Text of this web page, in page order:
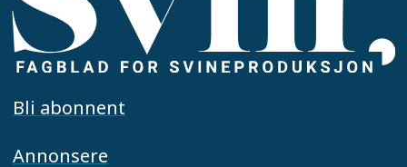
Bli abonnent
Annonsere